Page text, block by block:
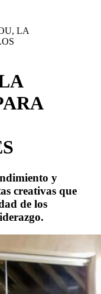
LA
y
creativas que
de los